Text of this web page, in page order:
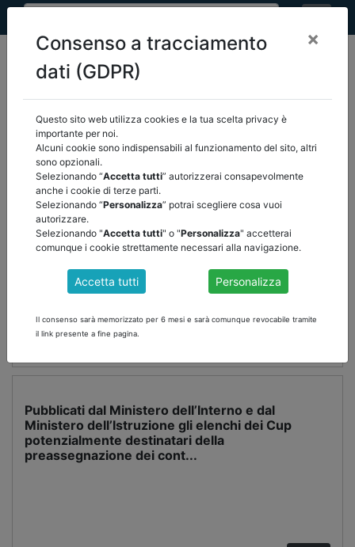
home pnrr assegnazione risorse/
GU il decreto MEF su assegnazione definitiva
risorse Fondo opere indifferibili anno 2022
Pubblicati dal Ministero dell’Interno e dal
Ministero dell’Istruzione gli elenchi dei Cup
potenzialmente destinatari della
preassegnazione dei cont...
Consenso a tracciamento
dati (GDPR)
×
Questo sito web utilizza cookies e la tua scelta privacy è
importante per noi.
Alcuni cookie sono indispensabili al funzionamento del sito, altri
sono opzionali.
Selezionando “Accetta tutti” autorizzerai consapevolmente
anche i cookie di terze parti.
Selezionando “Personalizza” potrai scegliere cosa vuoi
autorizzare.
Selezionando "Accetta tutti" o "Personalizza" accetterai
comunque i cookie strettamente necessari alla navigazione.
Accetta tutti Personalizza
Il consenso sarà memorizzato per 6 mesi e sarà comunque revocabile tramite
il link presente a fine pagina.